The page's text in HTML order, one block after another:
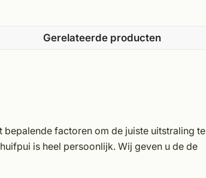
Gerelateerde producten
factoren om de juiste uitstraling te
is heel persoonlijk. Wij geven u de de